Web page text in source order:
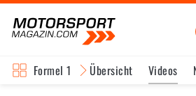
Formel 1 Übersicht Videos